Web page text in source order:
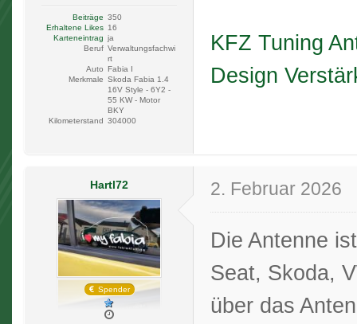
Beiträge 350
Erhaltene Likes 16
Karteneintrag ja
Beruf Verwaltungsfachwi
rt
Auto Fabia I
Merkmale Skoda Fabia 1.4
16V Style - 6Y2 -
55 KW - Motor
BKY
Kilometerstand 304000
KFZ Tuning
Design
Hartl72
Spender
2. Februar 2026
Die Antenne
Seat, Skoda,
über das